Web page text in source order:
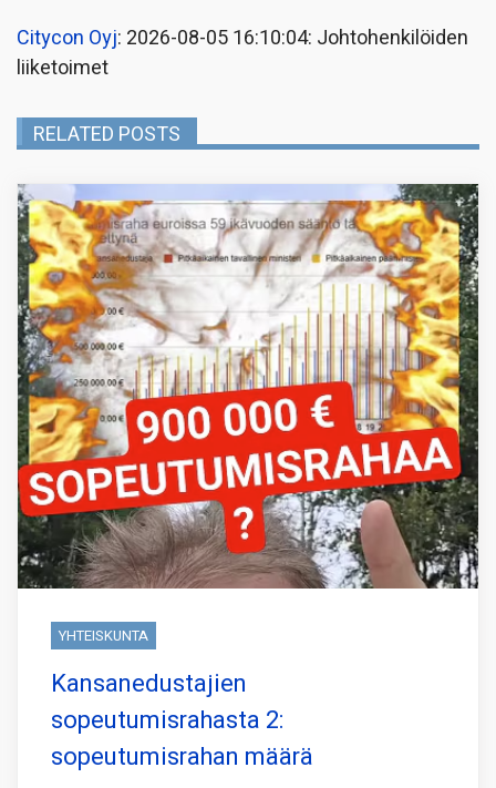
Citycon Oyj: 2026-08-05 16:10:04: Johtohenkilöiden
liiketoimet
RELATED POSTS
YHTEISKUNTA
Kansanedustajien
sopeutumisrahasta 2:
sopeutumisrahan määrä